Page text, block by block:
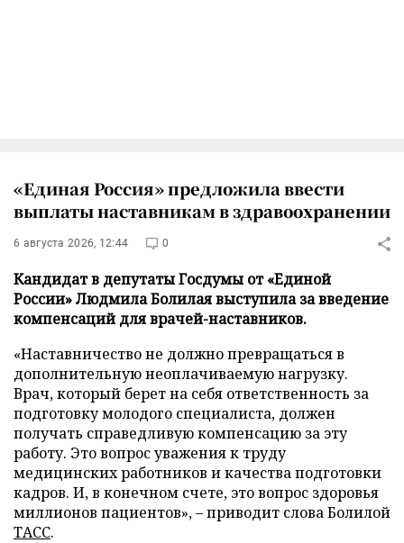
«Единая Россия» предложила ввести
выплаты наставникам в здравоохранении
6 августа 2026, 12:44 0
Кандидат в депутаты Госдумы от «Единой
России» Людмила Болилая выступила за введение
компенсаций для врачей-наставников.
«Наставничество не должно превращаться в
дополнительную неоплачиваемую нагрузку.
Врач, который берет на себя ответственность за
подготовку молодого специалиста, должен
получать справедливую компенсацию за эту
работу. Это вопрос уважения к труду
медицинских работников и качества подготовки
кадров. И, в конечном счете, это вопрос здоровья
миллионов пациентов», – приводит слова Болилой
ТАСС.